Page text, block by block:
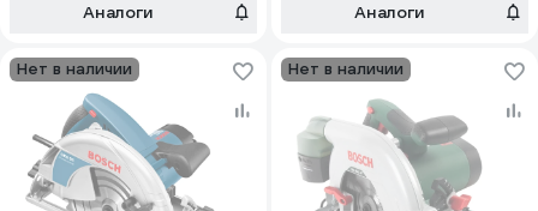
Аналоги Аналоги
Нет в наличии Нет в наличии